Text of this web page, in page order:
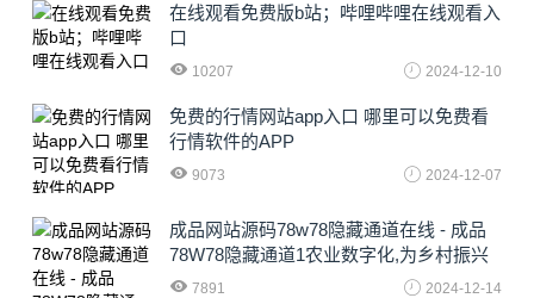
在线观看免费版b站；哔哩哔哩在线观看入
口
10207 2024-12-10
免费的行情网站app入口 哪里可以免费看
行情软件的APP
9073 2024-12-07
成品网站源码78w78隐藏通道在线 - 成品
78W78隐藏通道1农业数字化,为乡村振兴
注入新动力
7891 2024-12-14